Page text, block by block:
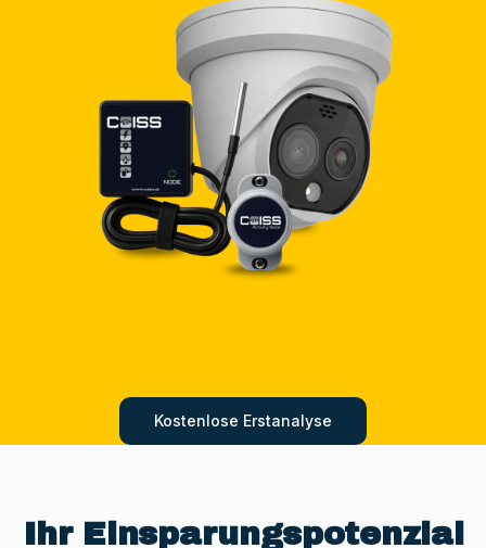
Kostenlose Erstanalyse
Ihr Einsparungspotenzial